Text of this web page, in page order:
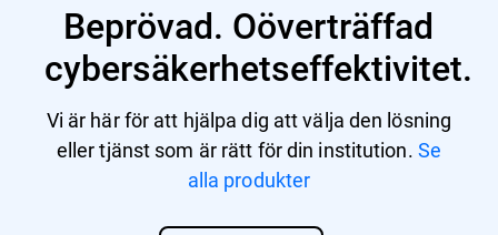
Beprövad. Oöverträffad
cybersäkerhetseffektivitet.
Vi är här för att hjälpa dig att välja den lösning
eller tjänst som är rätt för din institution. Se
alla produkter